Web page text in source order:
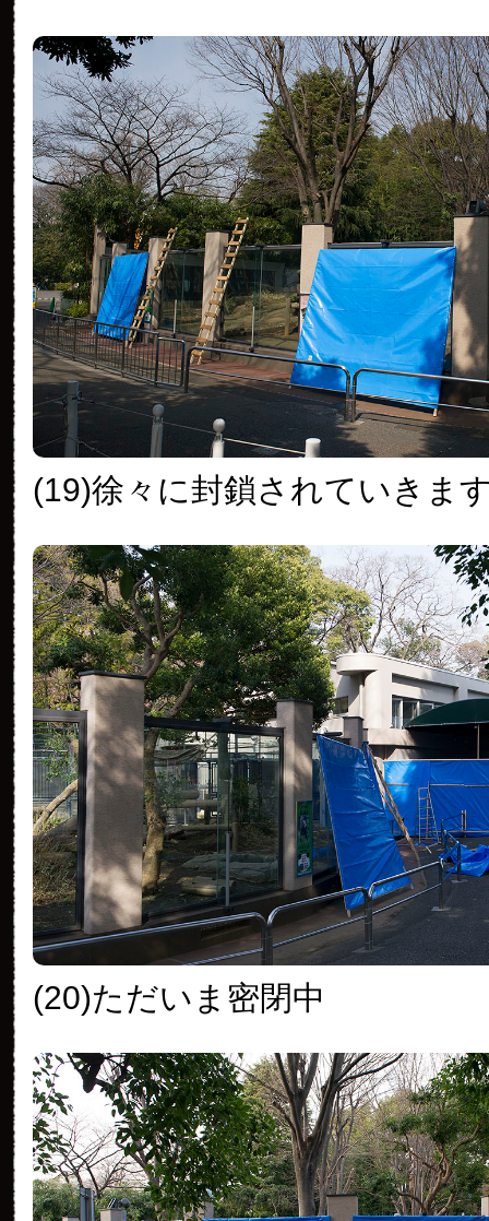
(19)徐々に封鎖されていきま
(20)ただいま密閉中